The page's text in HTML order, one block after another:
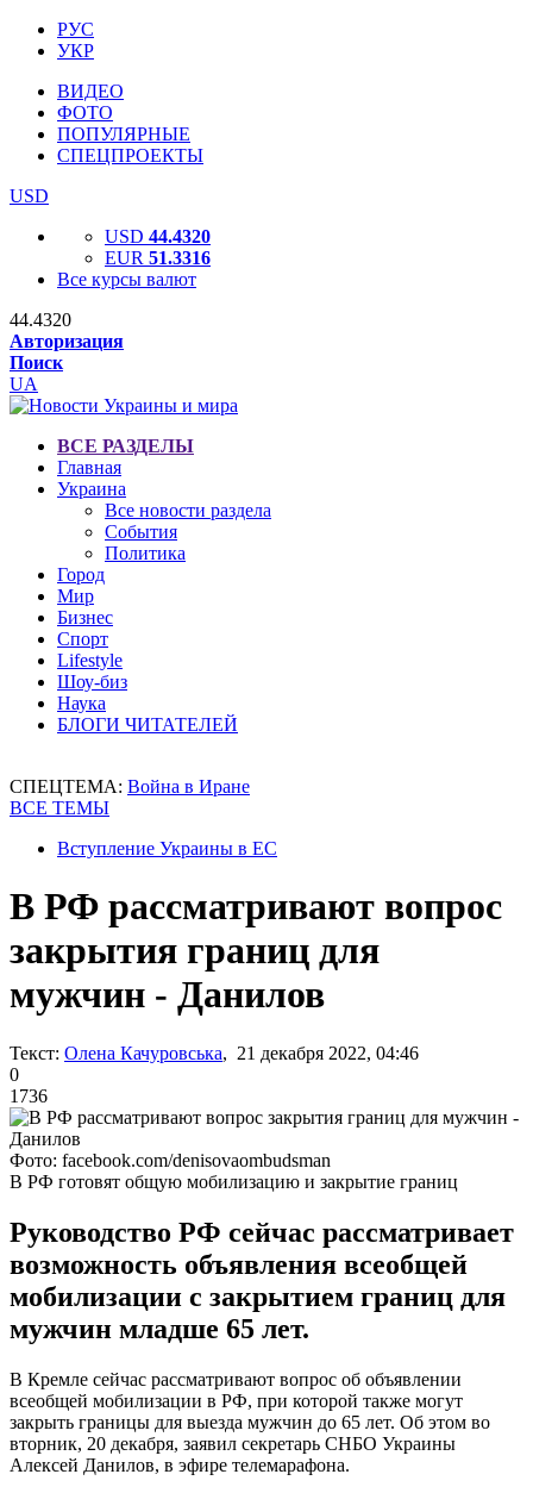
РУС
УКР
ВИДЕО
ФОТО
ПОПУЛЯРНЫЕ
СПЕЦПРОЕКТЫ
USD
USD 44.4320
EUR 51.3316
Все курсы валют
44.4320
Авторизация
Поиск
UA
ВСЕ РАЗДЕЛЫ
Главная
Украина
Все новости раздела
События
Политика
Город
Мир
Бизнес
Спорт
Lifestyle
Шоу-биз
Наука
БЛОГИ ЧИТАТЕЛЕЙ
СПЕЦТЕМА: Война в Иране
ВСЕ ТЕМЫ
Вступление Украины в ЕС
В РФ рассматривают вопрос
закрытия границ для
мужчин - Данилов
Текст: Олена Качуровська, 21 декабря 2022, 04:46
0
1736
Фото: facebook.com/denisovaombudsman
В РФ готовят общую мобилизацию и закрытие границ
Руководство РФ сейчас рассматривает
возможность объявления всеобщей
мобилизации с закрытием границ для
мужчин младше 65 лет.
В Кремле сейчас рассматривают вопрос об объявлении
всеобщей мобилизации в РФ, при которой также могут
закрыть границы для выезда мужчин до 65 лет. Об этом во
вторник, 20 декабря, заявил секретарь СНБО Украины
Алексей Данилов, в эфире телемарафона.